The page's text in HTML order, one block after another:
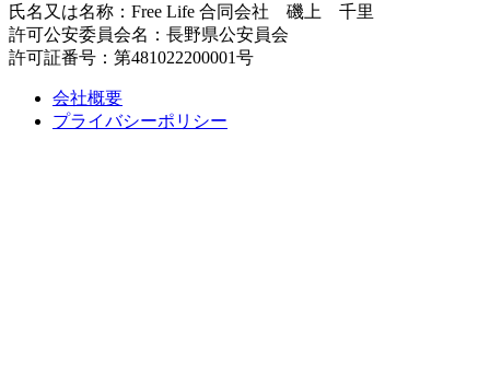
氏名又は名称：Free Life 合同会社 磯上 千里
許可公安委員会名：長野県公安員会
許可証番号：第481022200001号
会社概要
プライバシーポリシー